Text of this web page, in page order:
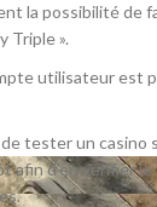
la possibilité de
Triple ».
utilisateur est
tester un casino
afin d’en vérifier